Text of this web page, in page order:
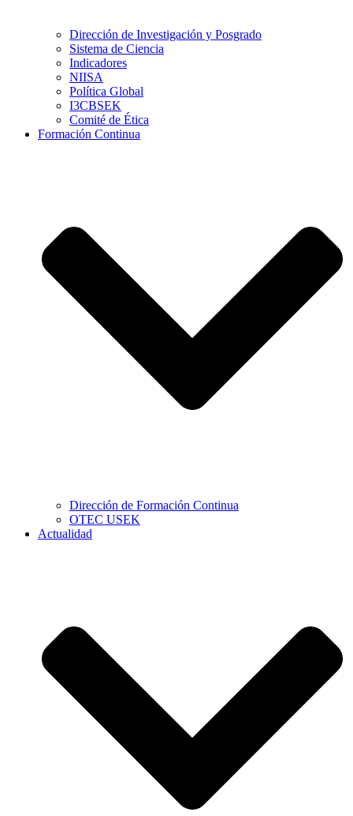
Dirección de Investigación y Posgrado
Sistema de Ciencia
Indicadores
NIISA
Política Global
I3CBSEK
Comité de Ética
Formación Continua
Dirección de Formación Continua
OTEC USEK
Actualidad